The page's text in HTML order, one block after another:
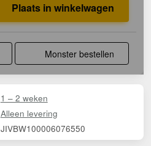
Plaats in winkelwagen
Monster bestellen
1 – 2 weken
Alleen levering
JIVBW100006076550